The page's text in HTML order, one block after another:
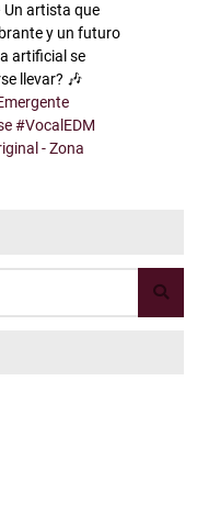
Un artista que
y un futuro
artificial se
llevar? 🎶
#VocalEDM
- Zona